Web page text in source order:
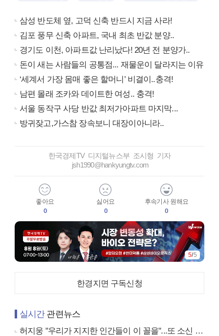
삼성 반도체 옆, 고덕 신축 반드시 지금 사라!
김포 풍무 신축 아파트, 국내 최초 반값 분양..
경기도 이천, 아파트값 난리났다! 20년 전 분양가..
돈이 새는 사람들의 공통점... 재물운이 달라지는 이유
‘세계서 가장 몸매 좋은 할머니’ 비결이..충격!
남편 몰래 조카와 데이트한 여성.. 충격!
서울 동작구 사당 반값 최저가아파트 마지막...
방귀잦고,가스참 장속보니 대장이아니라..
한국경제TV 디지털뉴스부 조시형 기자
jsh1990@hankyungtv.com
좋아요
0
싫어요
0
후속기사 원해요
0
5/5
한경지면 구독신청
실시간관련뉴스
허지웅 "우리가 지지한 인간들이 이 꼴을"...또 소신 발언